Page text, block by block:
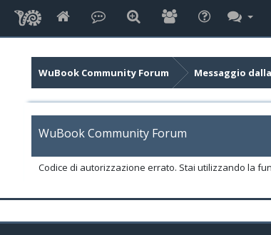
WuBook Community Forum Messaggio
WuBook Community Forum
Codice di autorizzazione errato. Stai utilizzando la